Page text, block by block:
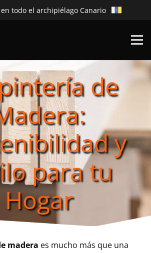
todo el archipiélago Canario
de
y
para tu
Hogar
madera es mucho más que una